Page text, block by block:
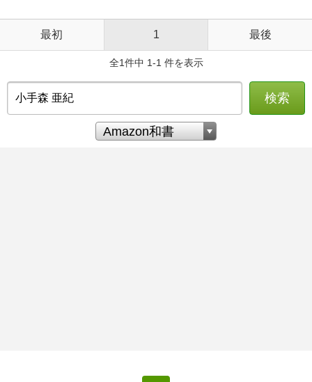
最初 1 最後
全1件中 1-1 件を表示
検索